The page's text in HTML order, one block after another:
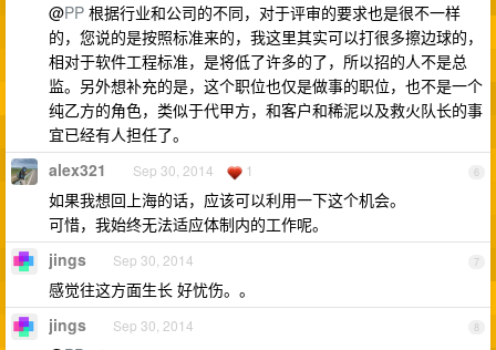
@PP 根据行业和公司的不同，对于评审的要求也是很不一样
的，您说的是按照标准来的，我这里其实可以打很多擦边球的，
相对于软件工程标准，是将低了许多的了，所以招的人不是总
监。另外想补充的是，这个职位也仅是做事的职位，也不是一个
纯乙方的角色，类似于代甲方，和客户和稀泥以及救火队长的事
宜已经有人担任了。
6
alex321 Sep 30, 2014 1
如果我想回上海的话，应该可以利用一下这个机会。
可惜，我始终无法适应体制内的工作呢。
7
jings Sep 30, 2014
感觉往这方面生长 好忧伤。。
8
jings Sep 30, 2014